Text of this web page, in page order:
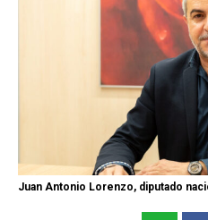
Juan Antonio Lorenzo, diputado